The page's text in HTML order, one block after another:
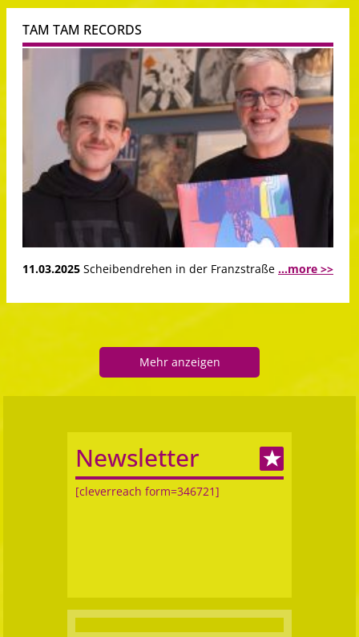
TAM TAM RECORDS
11.03.2025 Scheibendrehen in der Franzstraße ...more >>
Mehr anzeigen
Newsletter
[cleverreach form=346721]